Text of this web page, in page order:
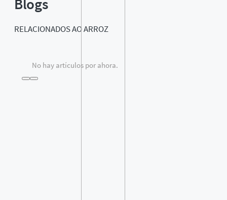
Blogs
RELACIONADOS AOARROZ
No hay artículos por ahora.